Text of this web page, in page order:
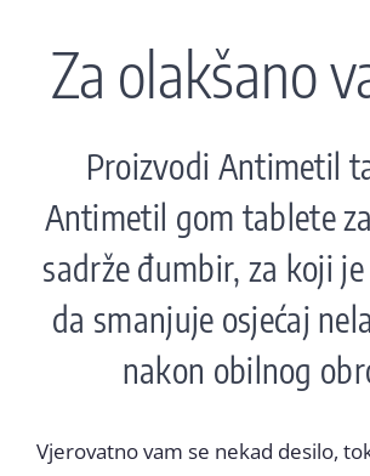
Za olakšano
Proizvodi Antimetil
Antimetil gom tablete
sadrže đumbir, za koji
da smanjuje osjećaj
nakon obilnog
Vjerovatno vam se nekad desilo,